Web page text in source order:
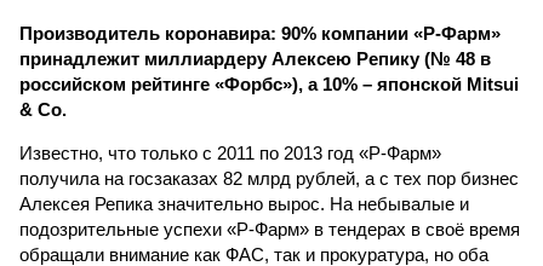
Производитель коронавира: 90% компании «Р-Фарм»
принадлежит миллиардеру Алексею Репику (№ 48 в
российском рейтинге «Форбс»), а 10% – японской Mitsui
& Co.
Известно, что только с 2011 по 2013 год «Р-Фарм»
получила на госзаказах 82 млрд рублей, а с тех пор бизнес
Алексея Репика значительно вырос. На небывалые и
подозрительные успехи «Р-Фарм» в тендерах в своё время
обращали внимание как ФАС, так и прокуратура, но оба